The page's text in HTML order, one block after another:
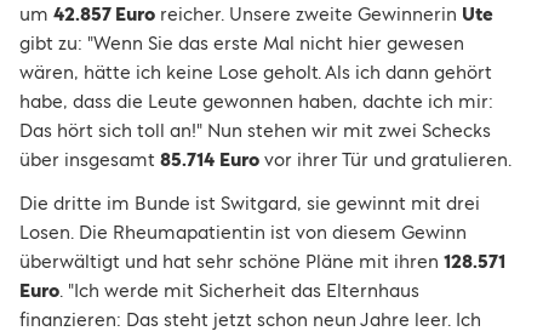
um 42.857 Euro reicher. Unsere zweite Gewinnerin Ute
gibt zu: "Wenn Sie das erste Mal nicht hier gewesen
wären, hätte ich keine Lose geholt. Als ich dann gehört
habe, dass die Leute gewonnen haben, dachte ich mir:
Das hört sich toll an!" Nun stehen wir mit zwei Schecks
über insgesamt 85.714 Euro vor ihrer Tür und gratulieren.
Die dritte im Bunde ist Switgard, sie gewinnt mit drei
Losen. Die Rheumapatientin ist von diesem Gewinn
überwältigt und hat sehr schöne Pläne mit ihren 128.571
Euro. "Ich werde mit Sicherheit das Elternhaus
finanzieren: Das steht jetzt schon neun Jahre leer. Ich